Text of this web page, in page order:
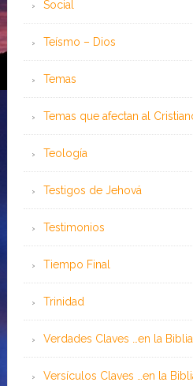
Social
Teísmo – Dios
Temas
Temas que afectan al
Teología
Testigos de Jehová
Testimonios
Tiempo Final
Trinidad
Verdades Claves …en la Biblia
Versículos Claves …en la